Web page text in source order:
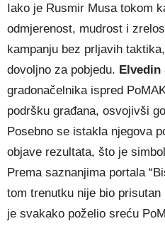
Iako je Rusmir Musa tokom
odmjerenost, mudrost i
kampanju bez prljavih
dovoljno za pobjedu. Elvedin
gradonačelnika ispred
podršku građana, osvojivši
Posebno se istakla njegova
objave rezultata, što je
Prema saznanjima portala
tom trenutku nije bio
je svakako poželio sreću